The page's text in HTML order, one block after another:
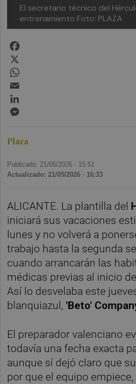
El secretario técnico del
entrenamiento Foto: PLAZA
Plaza
Publicado: 21/05/2026 · 15:51
Actualizado: 21/05/2026 · 16:33
ALICANTE. La plantilla del
iniciará sus vacaciones
lunes y no volverá a
trabajo hasta la segunda
cuando arrancarán las
médicas previas al inicio
Así lo desvelaba este
blanquiazul, 'Beto'
El preparador valenciano
todavía una fecha exacta
aunque sí dejó claro que
por que el equipo